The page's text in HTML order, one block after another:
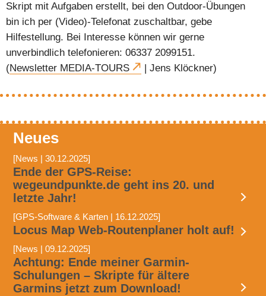
Skript mit Aufgaben erstellt, bei den Outdoor-Übungen
bin ich per (Video)-Telefonat zuschaltbar, gebe
Hilfestellung. Bei Interesse können wir gerne
unverbindlich telefonieren: 06337 2099151.
(Newsletter MEDIA-TOURS | Jens Klöckner)
Neues
[News | 30.12.2025]
Ende der GPS-Reise:
wegeundpunkte.de geht ins 20. und
letzte Jahr!
[GPS-Software & Karten | 16.12.2025]
Locus Map Web-Routenplaner holt auf!
[News | 09.12.2025]
Achtung: Ende meiner Garmin-
Schulungen – Skripte für ältere
Garmins jetzt zum Download!